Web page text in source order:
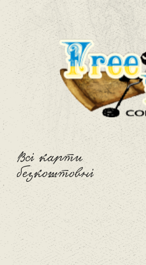
Всі карти
безкоштовні